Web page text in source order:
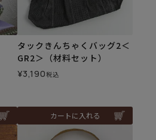
タックきんちゃくバッグ2＜
GR2＞（材料セット）
¥3,190税込
カートに入れる